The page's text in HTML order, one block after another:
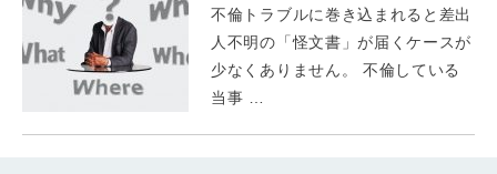
不倫トラブルに巻き込まれると差出
人不明の「怪文書」が届くケースが
少なくありません。 不倫している
当事 …